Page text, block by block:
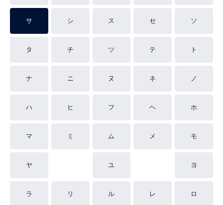
サ シ ス セ ソ
タ チ ツ テ ト
ナ ニ ヌ ネ ノ
ハ ヒ フ ヘ ホ
マ ミ ム メ モ
ヤ ユ ヨ
ラ リ ル レ ロ